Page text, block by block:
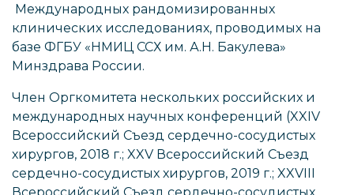
Международных рандомизированных
клинических исследованиях, проводимых на
базе ФГБУ «НМИЦ ССХ им. А.Н. Бакулева»
Минздрава России.
Член Оргкомитета нескольких российских и
международных научных конференций (XXIV
Всероссийский Съезд сердечно-сосудистых
хирургов, 2018 г.; XXV Всероссийский Съезд
сердечно-сосудистых хирургов, 2019 г.; XXVIII